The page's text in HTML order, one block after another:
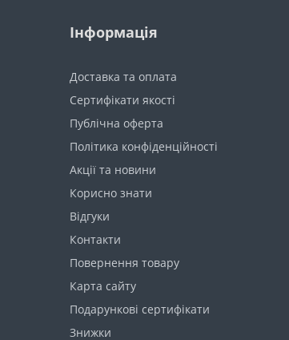
Інформація
Доставка та оплата
Сертифікати якості
Публічна оферта
Політика конфіденційності
Акції та новини
Корисно знати
Вiдгуки
Контакти
Повернення товару
Карта сайту
Подарункові сертифікати
Знижки